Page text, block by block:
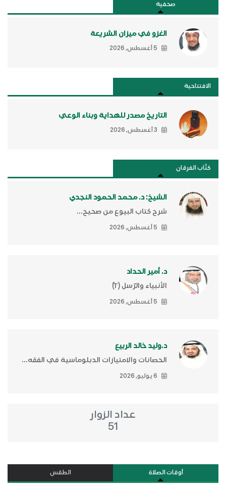
صحفية
الغزو في ميزان الشريعة
5 أغسطس, 2026
الافتتاحية
التاريخ مصدر للهداية وبناء الوعي
3 أغسطس, 2026
كتَّاب الفرقان
الشيخ: د. محمد الحمود النجدي
شرح كتاب البيوع من صحيح...
5 أغسطس, 2026
د. أمير الحداد
الأنبياء والرّسل (٢)ّ
5 أغسطس, 2026
د.وليد خالد الربيع
الحصانات والامتيازات الدبلوماسية في الفقه...
6 يوليو, 2026
عداد الزوار
51
أوقات الصلاة الطقس